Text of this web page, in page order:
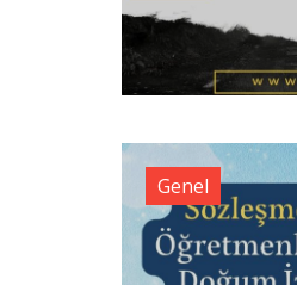
Genel